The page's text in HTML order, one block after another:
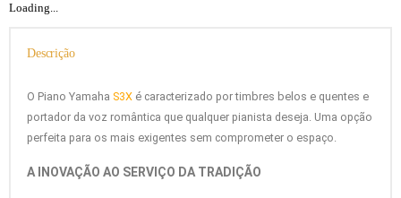
Loading...
Descrição
O Piano Yamaha S3X é caracterizado por timbres belos e quentes e
portador da voz romântica que qualquer pianista deseja. Uma opção
perfeita para os mais exigentes sem comprometer o espaço.
A INOVAÇÃO AO SERVIÇO DA TRADIÇÃO